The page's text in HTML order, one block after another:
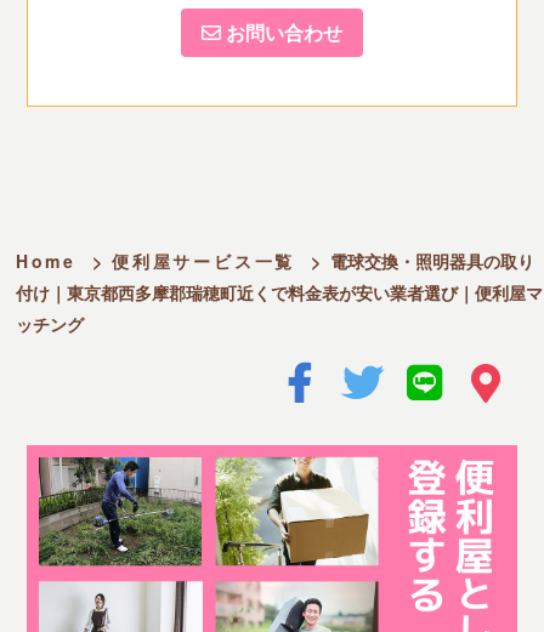
お問い合わせ
Home > 便利屋サービス一覧 > 電球交換・照明器具の取り
付け｜東京都西多摩郡瑞穂町近くで料金表が安い業者選び｜便利屋マ
ッチング